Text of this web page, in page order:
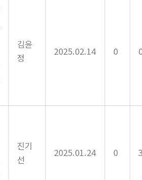
김윤
정
2025.02.14 0
진기
선
2025.01.24 0